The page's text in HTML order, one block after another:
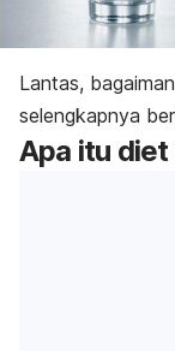
Lantas,
selengkapnya
Apa itu diet